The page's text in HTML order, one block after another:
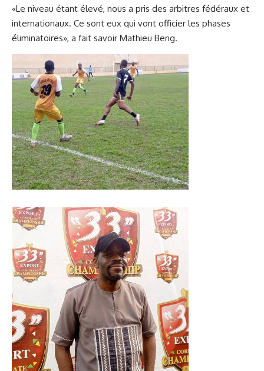
«Le niveau étant élevé, nous a pris des arbitres fédéraux et
internationaux. Ce sont eux qui vont officier les phases
éliminatoires», a fait savoir Mathieu Beng.